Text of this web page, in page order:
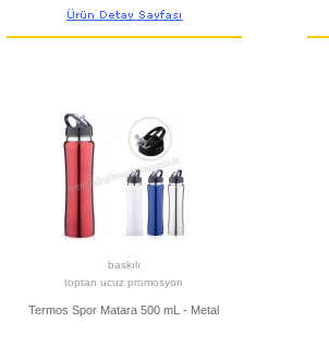
baskılı
toptan ucuz promosyon
Termos Spor Matara 500 mL - Metal